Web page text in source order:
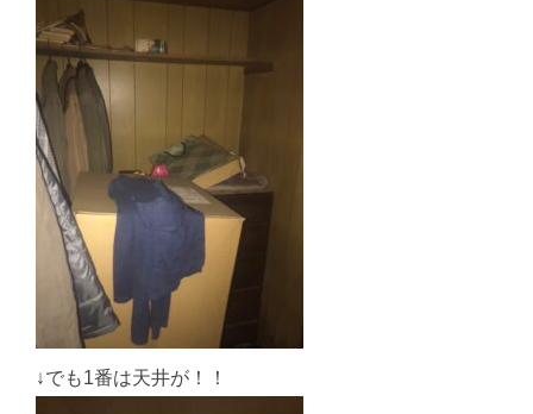
↓でも1番は天井が！！